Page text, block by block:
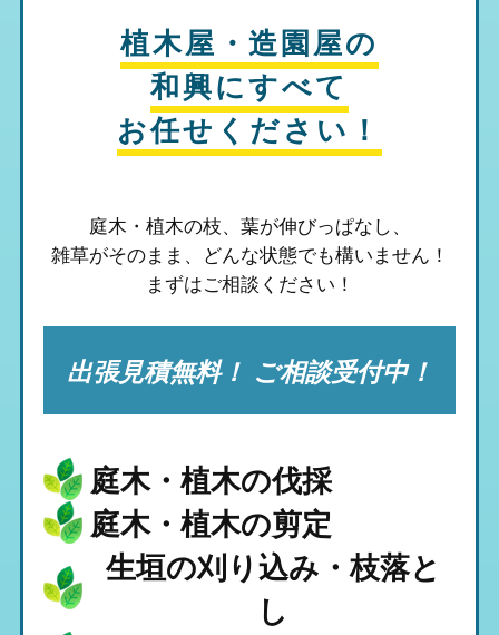
植木屋・造園屋の
和興にすべて
お任せください！
庭木・植木の枝、葉が伸びっぱなし、
雑草がそのまま、 どんな状態でも構いません！
まずはご相談ください！
出張見積無料！ ご相談受付中！
庭木・植木の伐採
庭木・植木の剪定
生垣の刈り込み・枝落と
し